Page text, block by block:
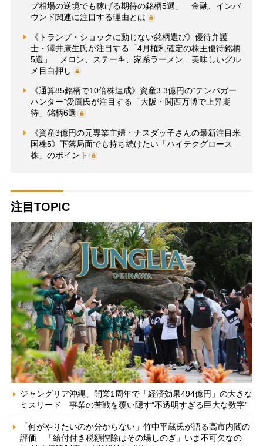
プ相場の逆境でも稼げる期待の銘柄5選」 金融、インバ
ウンド関連に注目する理由とは
《トランプ・ショックに動じない銘柄選び》優待弁護
士・澤井康生氏が注目する「4月権利確定の株主優待銘柄
5選」 メロン、ステーキ、家系ラーメン…美味しいグル
メ目白押し
《通算85銘柄で10倍株達成》資産3.3億円の“テンバガー
ハンター”愛鷹氏が注目する「大阪・関西万博で上昇期
待」銘柄6選
《資産3億円の元専業主婦・ナスダッ子さんの最新注目米
国株5》下落局面でも持ち続けたい「ハイテクグロース
株」のポイント
注目TOPIC
ジャングリア沖縄、開業1周年で「経済効果494億円」の大きな
ミスリード 事業の苦戦を覆い隠す“不透明すぎる巨大な数字”
「何がやりたいのか分からない」竹中平蔵氏が語る高市内閣の
評価 「給付付き税額控除はその場しのぎ」いま不可欠なの